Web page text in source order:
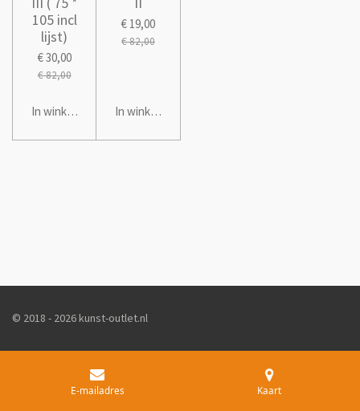
105 incl
lijst)
€ 30,00
€ 82,00
In winkelwagen
€ 19,00
€ 82,00
In winkelwagen
© 2018 - 2026 kunst-outlet.nl
E-mailadres Kaart